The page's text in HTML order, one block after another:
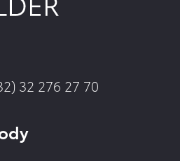
32 276 27 70